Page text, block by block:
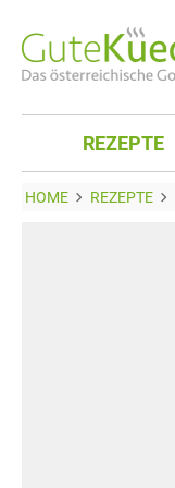
REZEPTE
HOME REZEPTE